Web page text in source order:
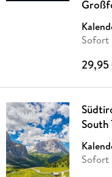
Sofort
29,95
South
Sofort